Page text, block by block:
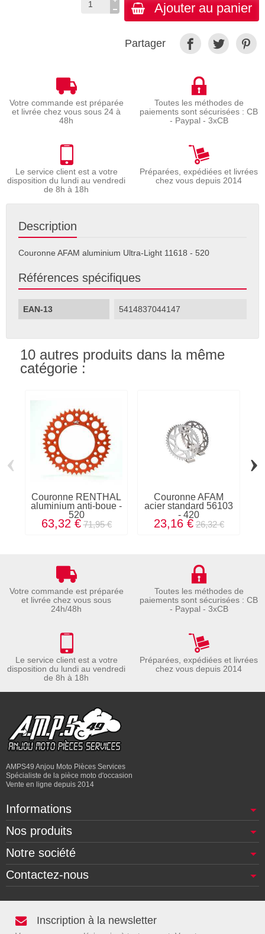
Ajouter au panier
Partager
Votre commande est préparée
et livrée chez vous sous 24 à
48h
Toutes les méthodes de
paiements sont sécurisées : CB
- Paypal - 3xCB
Le service client est a votre
disposition du lundi au vendredi
de 8h à 18h
Préparées, expédiées et livrées
chez vous depuis 2014
Description
Couronne AFAM aluminium Ultra-Light 11618 - 520
Références spécifiques
EAN-13 5414837044147
10 autres produits dans la même
catégorie :
Couronne RENTHAL
aluminium anti-boue -
520
63,32 € 71,95 €
Couronne AFAM
acier standard 56103
- 420
23,16 € 26,32 €
‹ ›
Votre commande est préparée
et livrée chez vous sous
24h/48h
Toutes les méthodes de
paiements sont sécurisées : CB
- Paypal - 3xCB
Le service client est a votre
disposition du lundi au vendredi
de 8h à 18h
Préparées, expédiées et livrées
chez vous depuis 2014
AMPS49 Anjou Moto Pièces Services
Spécialiste de la pièce moto d'occasion
Vente en ligne depuis 2014
Informations
Nos produits
Notre société
Contactez-nous
Inscription à la newsletter